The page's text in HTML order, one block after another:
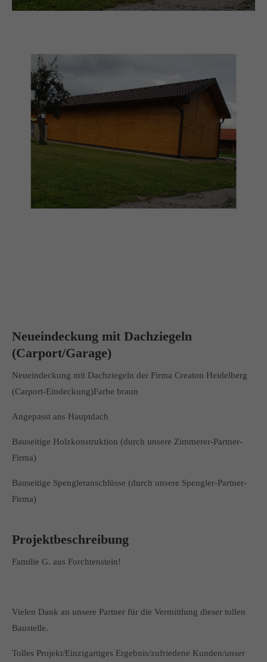
Neueindeckung mit Dachziegeln
(Carport/Garage)
Neueindeckung mit Dachziegeln der Firma Creaton Heidelberg
(Carport-Eindeckung)Farbe braun
Angepasst ans Hauptdach
Bauseitige Holzkonstruktion (durch unsere Zimmerer-Partner-
Firma)
Bauseitige Spengleranschlüsse (durch unsere Spengler-Partner-
Firma)
Projektbeschreibung
Familie G. aus Forchtenstein!
Vielen Dank an unsere Partner für die Vermittlung dieser tollen
Baustelle.
Tolles Projekt/Einzigartiges Ergebnis/zufriedene Kunden/unser